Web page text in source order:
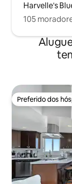
Harvelle's
105
Preferido dos
Preferido dos